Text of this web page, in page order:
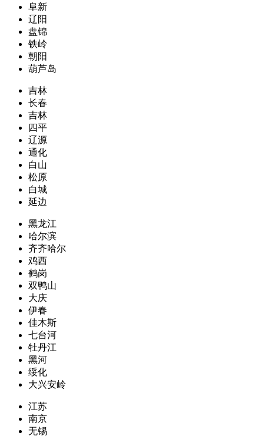
阜新
辽阳
盘锦
铁岭
朝阳
葫芦岛
吉林
长春
吉林
四平
辽源
通化
白山
松原
白城
延边
黑龙江
哈尔滨
齐齐哈尔
鸡西
鹤岗
双鸭山
大庆
伊春
佳木斯
七台河
牡丹江
黑河
绥化
大兴安岭
江苏
南京
无锡